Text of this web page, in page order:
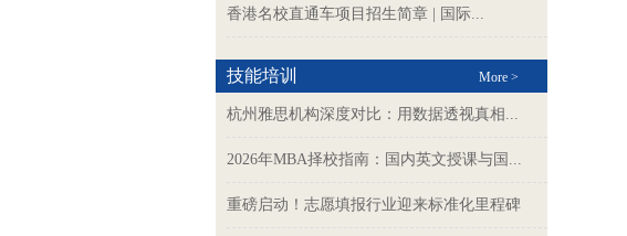
香港名校直通车项目招生简章 | 国际...
技能培训 More >
杭州雅思机构深度对比：用数据透视真相...
2026年MBA择校指南：国内英文授课与国...
重磅启动！志愿填报行业迎来标准化里程碑